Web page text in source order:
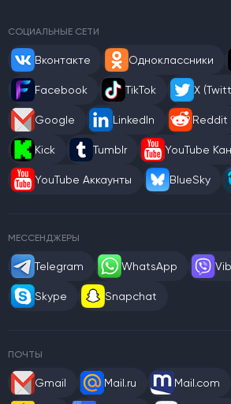
СОЦИАЛЬНЫЕ СЕТИ
Вконтакте Одноклассники
Facebook TikTok X
Google LinkedIn Reddit
Kick Tumblr YouTube
YouTube Аккаунты BlueSky
МЕССЕНДЖЕРЫ
Telegram WhatsApp
Skype Snapchat
ПОЧТЫ
Gmail Mail.ru Mail.com